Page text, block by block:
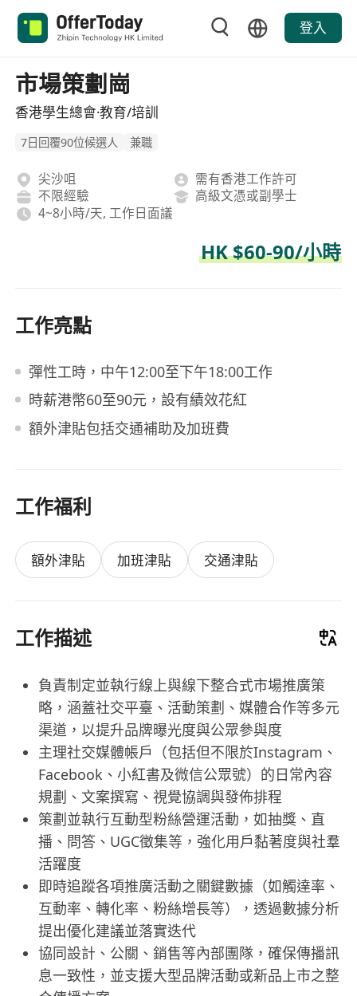
登入
市場策劃崗
香港學生總會·教育/培訓
7日回覆90位候選人 兼職
尖沙咀
需有香港工作許可
不限經驗
高級文憑或副學士
4~8小時/天, 工作日面議
HK $60-90/小時
工作亮點
彈性工時，中午12:00至下午18:00工作
時薪港幣60至90元，設有績效花紅
額外津貼包括交通補助及加班費
工作福利
額外津貼 加班津貼 交通津貼
工作描述
負責制定並執行線上與線下整合式市場推廣策
略，涵蓋社交平臺、活動策劃、媒體合作等多元
渠道，以提升品牌曝光度與公眾參與度
主理社交媒體帳戶（包括但不限於Instagram、
Facebook、小紅書及微信公眾號）的日常內容
規劃、文案撰寫、視覺協調與發佈排程
策劃並執行互動型粉絲營運活動，如抽獎、直
播、問答、UGC徵集等，強化用戶黏著度與社羣
活躍度
即時追蹤各項推廣活動之關鍵數據（如觸達率、
互動率、轉化率、粉絲增長等），透過數據分析
提出優化建議並落實迭代
協同設計、公關、銷售等內部團隊，確保傳播訊
息一致性，並支援大型品牌活動或新品上市之整